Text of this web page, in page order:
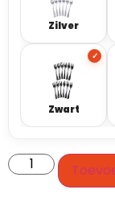
Zilver
Zwart